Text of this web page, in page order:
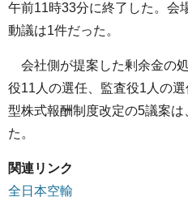
午前11時33分に終了した。会
動議は1件だった。
会社側が提案した剰余金の
役11人の選任、監査役1人の
型株式報酬制度改定の5議案
た。
関連リンク
全日本空輸